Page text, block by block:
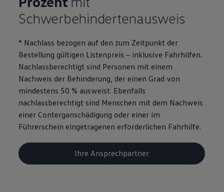
Motorenöl und Flüssigkeiten
Räder und Reifen
Pannen- und Unfallhilfe
Volkswagen Teile
Zubehör
Modellspezifisches Zubehör
Schutz und Pflege
Transport
Entertainment und Elektronik
Individualisieren
Wallbox und Ladekabel
Digitale Extras
Dienste für Ihr Modell finden
Volkswagen Apps, Login und Shop
Handy und Fahrzeug verbinden
Updates für Software, Karten und Radio
Schwerbehindertenausweis
* Nachlass bezogen auf den zum Zeitpunkt der
Bestellung gültigen Listenpreis – inklusive Fahrhilfen.
Nachlassberechtigt sind Personen mit einem
Nachweis der Behinderung, der einen Grad von
mindestens 50 % ausweist. Ebenfalls
nachlassberechtigt sind Menschen mit dem Nachweis
einer Conterganschädigung oder einer im
Führerschein eingetragenen erforderlichen Fahrhilfe.
Ihre Ansprechpartner